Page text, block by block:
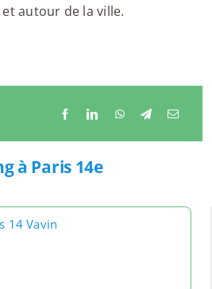
autour de la ville.
à Paris 14e
14 Vavin